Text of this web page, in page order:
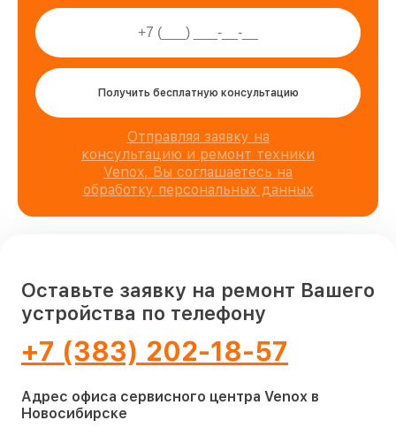
Получить бесплатную консультацию
Отправляя заявку на
консультацию и ремонт техники
Venox, Вы соглашаетесь на
обработку персональных данных
Оставьте заявку на ремонт Вашего
устройства по телефону
+7 (383) 202-18-57
Адрес офиса сервисного центра Venox в
Новосибирске